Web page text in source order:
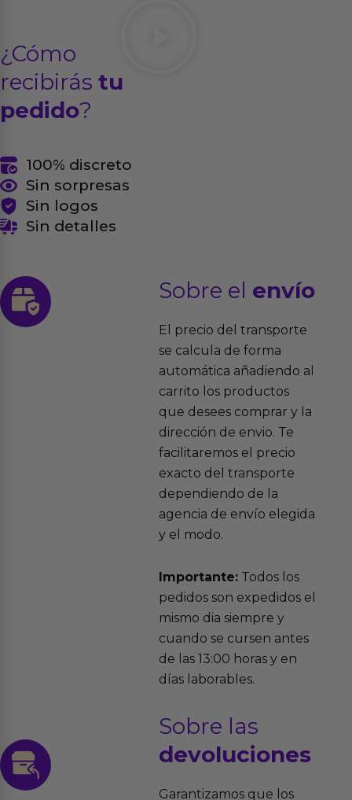
¿Cómo
recibirás tu
pedido?
100% discreto
Sin sorpresas
Sin logos
Sin detalles
Sobre el envío
El precio del transporte
se calcula de forma
automática añadiendo al
carrito los productos
que desees comprar y la
dirección de envio. Te
facilitaremos el precio
exacto del transporte
dependiendo de la
agencia de envío elegida
y el modo.
Importante:Todos los
pedidos son expedidos el
mismo dia siempre y
cuando se cursen antes
de las 13:00 horas y en
días laborables.
Sobre las
devoluciones
Garantizamos que los